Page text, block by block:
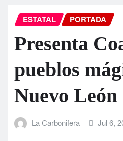
ESTATAL PORTADA
Presenta
pueblos
Nuevo León
La Carbonifera Jul 6,